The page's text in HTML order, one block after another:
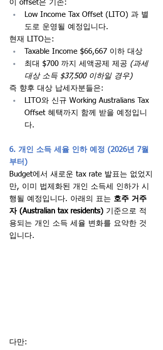
이 offset은 기존:
Low Income Tax Offset (LITO) 과 별
도로 운영될 예정입니다.
현재 LITO는:
Taxable Income $66,667 이하 대상
최대 $700 까지 세액공제 제공 (과세
대상 소득 $37,500 이하일 경우)
즉 향후 대상 납세자분들은:
LITO와 신규 Working Australians Tax
Offset 혜택까지 함께 받을 예정입니
다.
6. 개인 소득 세율 인하 예정 (2026년 7월
부터)
Budget에서 새로운 tax rate 발표는 없었지
만, 이미 법제화된 개인 소득세 인하가 시
행될 예정입니다. 아래의 표는 호주 거주
자 (Australian tax residents) 기준으로 적
용되는 개인 소득 세율 변화를 요약한 것
입니다.
다만: